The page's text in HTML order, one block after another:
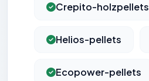
Crepito-holzpellets
Helios-pellets
Ecopower-pellets